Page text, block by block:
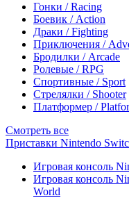
Гонки / Racing
Боевик / Action
Драки / Fighting
Приключения /
Бродилки / Arcade
Ролевые / RPG
Спортивные / Sport
Стрелялки / Shooter
Платформер /
Смотреть все
Приставки Nintendo
Игровая консоль
Игровая консоль
World